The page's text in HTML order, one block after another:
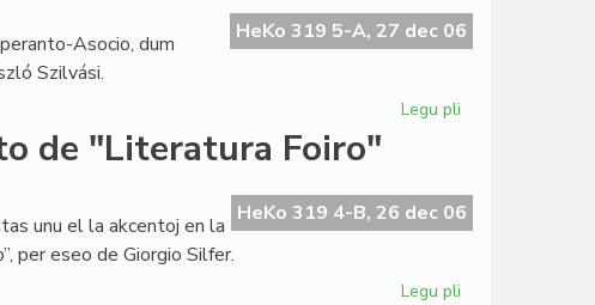
2006"
HeKo 319 5-A, 27 dec 06
Asocio, dum
Szilvási.
Legu pli
Nanovfszky
de "Literatura Foiro"
HeKo 319 4-B, 26 dec 06
unu el la akcentoj en la
per eseo de Giorgio Silfer.
Legu pli